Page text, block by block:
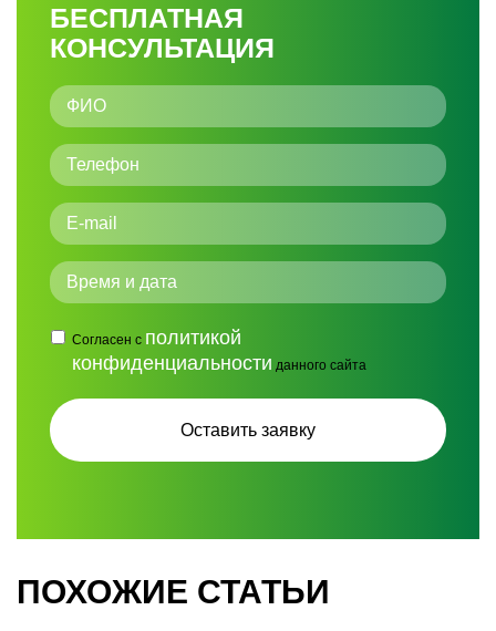
БЕСПЛАТНАЯ
КОНСУЛЬТАЦИЯ
Согласен с политикой
конфиденциальности данного сайта
ПОХОЖИЕ СТАТЬИ